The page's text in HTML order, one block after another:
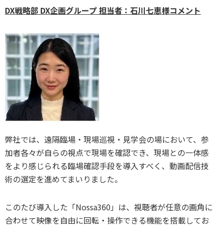
DX戦略部 DX企画グループ 担当者：石川七恵様コメント
弊社では、遠隔臨場・現場巡視・見学会の場において、参
加者各々が自らの視点で現場を確認でき、現場との一体感
をより感じられる臨場確認手段を導入すべく、動画配信技
術の選定を進めてまいりました。
このたび導入した「Nossa360」は、視聴者が任意の画角に
合わせて映像を自由に回転・操作できる機能を搭載してお